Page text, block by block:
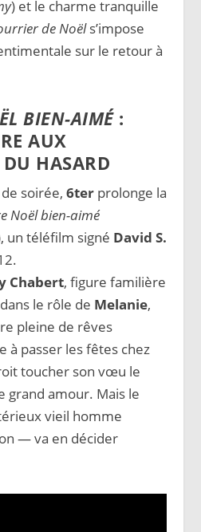
) et le charme tranquille
de Noëls’impose
sur le retour à
BIEN-AIMÉ:
AUX
HASARD
soirée,6ter prolonge la
Noël bien-aimé
un téléfilm signé David S.
Chabert, figure familière
le rôle de Melanie,
pleine de rêves
à passer les fêtes chez
toucher son vœu le
grand amour. Mais le
vieil homme
— va en décider